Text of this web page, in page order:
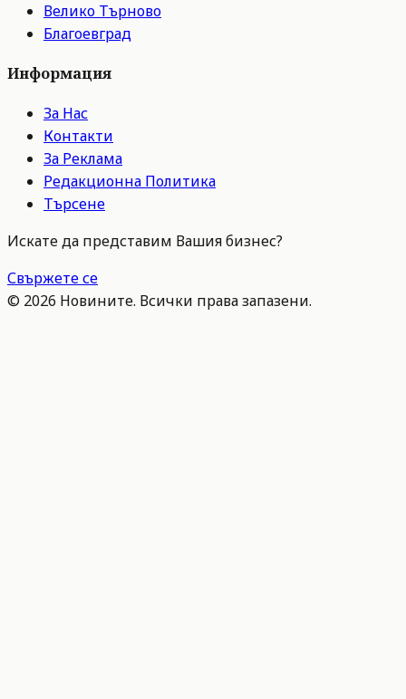
Велико Търново
Благоевград
Информация
За Нас
Контакти
За Реклама
Редакционна Политика
Търсене
Искате да представим Вашия бизнес?
Свържете се
© 2026 Новините. Всички права запазени.